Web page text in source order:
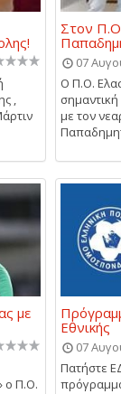
,
Στον
07
Ο Π.Ο.
με τον
με
ο Π.Ο.
Εθνικής
07
Πατήστε
πρόγραμμα